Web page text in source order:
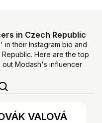
in Czech Republic
their Instagram bio and
Here are the top
out Modash's influencer
VALOVÁ